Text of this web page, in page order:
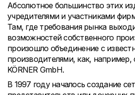
Абсолютное большинство этих
учредителями и участниками
Там, где требования рынка
возможностей собственного
произошло объединение с
производителями, как, например,
KÖRNER GmbH.
В 1997 году началось создание